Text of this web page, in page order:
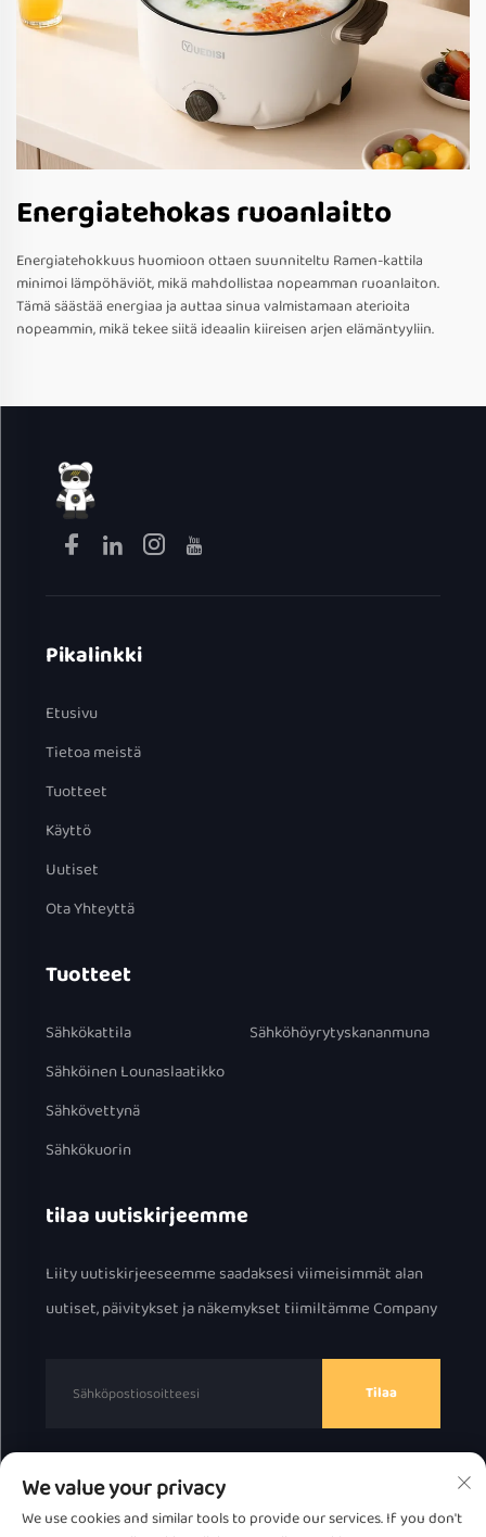
Energiatehokas ruoanlaitto
Energiatehokkuus huomioon ottaen suunniteltu Ramen-kattila
minimoi lämpöhäviöt, mikä mahdollistaa nopeamman ruoanlaiton.
Tämä säästää energiaa ja auttaa sinua valmistamaan aterioita
nopeammin, mikä tekee siitä ideaalin kiireisen arjen elämäntyyliin.
Pikalinkki
Etusivu
Tietoa meistä
Tuotteet
Käyttö
Uutiset
Ota Yhteyttä
Tuotteet
Sähkökattila
Sähköinen Lounaslaatikko
Sähkövettynä
Sähkökuorin
Sähköhöyrytyskananmuna
tilaa uutiskirjeemme
Liity uutiskirjeeseemme saadaksesi viimeisimmät alan
uutiset, päivitykset ja näkemykset tiimiltämme Company
Tilaa
Tekijänoikeus © 2025 Chaozhou Great Bear Technology
Co., Ltd.
Tietosuojakäytäntö
We value your privacy
We use cookies and similar tools to provide our services. If you don't